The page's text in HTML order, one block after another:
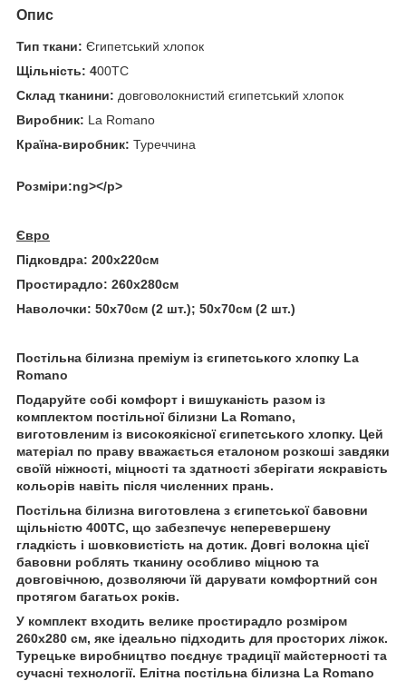
Опис
Тип ткани: Єгипетський хлопок
Щільність: 400ТС
Склад тканини: довговолокнистий єгипетський хлопок
Виробник: La Romano
Країна-виробник: Туреччина
Розміри:ng></p>
Євро
Підковдра: 200х220см
Простирадло: 260х280см
Наволочки: 50х70см (2 шт.); 50х70см (2 шт.)
Постільна білизна преміум із єгипетського хлопку La
Romano
Подаруйте собі комфорт і вишуканість разом із
комплектом постільної білизни La Romano,
виготовленим із високоякісної єгипетського хлопку. Цей
матеріал по праву вважається еталоном розкоші завдяки
своїй ніжності, міцності та здатності зберігати яскравість
кольорів навіть після численних прань.
Постільна білизна виготовлена з єгипетської бавовни
щільністю 400ТС, що забезпечує неперевершену
гладкість і шовковистість на дотик. Довгі волокна цієї
бавовни роблять тканину особливо міцною та
довговічною, дозволяючи їй дарувати комфортний сон
протягом багатьох років.
У комплект входить велике простирадло розміром
260х280 см, яке ідеально підходить для просторих ліжок.
Турецьке виробництво поєднує традиції майстерності та
сучасні технології. Елітна постільна білизна La Romano